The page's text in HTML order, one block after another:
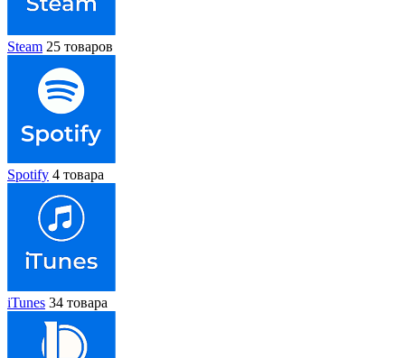
Steam 25 товаров
Spotify 4 товара
iTunes 34 товара